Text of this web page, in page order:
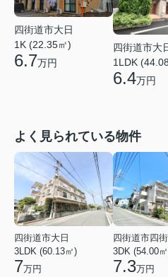
四街道市大日
1K (22.35㎡)
6.7万円
四街道市大
1LDK
6.4万円
よく見られている物件
四街道市大日
3LDK (60.13㎡)
7万円
四街道市四
3DK (54.00
7.3万円